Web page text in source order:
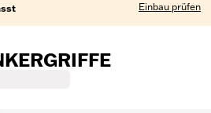
Einbau prüfen